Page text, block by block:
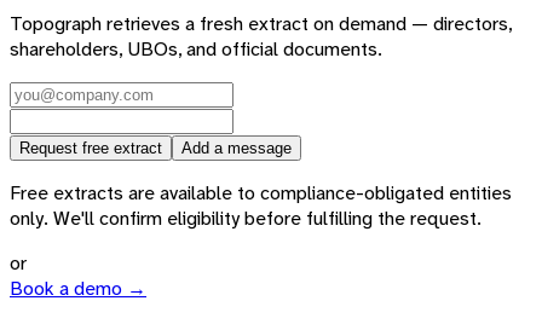
Topograph retrieves a fresh extract on demand — directors,
shareholders, UBOs, and official documents.
Request free extract Add a message
Free extracts are available to compliance-obligated entities
only. We'll confirm eligibility before fulfilling the request.
or
Book a demo →